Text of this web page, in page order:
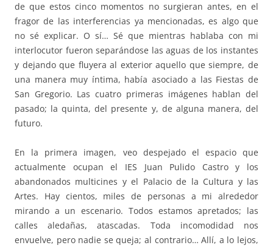
de que estos cinco momentos no surgieran antes, en el
fragor de las interferencias ya mencionadas, es algo que
no sé explicar. O sí… Sé que mientras hablaba con mi
interlocutor fueron separándose las aguas de los instantes
y dejando que fluyera al exterior aquello que siempre, de
una manera muy íntima, había asociado a las Fiestas de
San Gregorio. Las cuatro primeras imágenes hablan del
pasado; la quinta, del presente y, de alguna manera, del
futuro.
En la primera imagen, veo despejado el espacio que
actualmente ocupan el IES Juan Pulido Castro y los
abandonados multicines y el Palacio de la Cultura y las
Artes. Hay cientos, miles de personas a mi alrededor
mirando a un escenario. Todos estamos apretados; las
calles aledañas, atascadas. Toda incomodidad nos
envuelve, pero nadie se queja; al contrario… Allí, a lo lejos,